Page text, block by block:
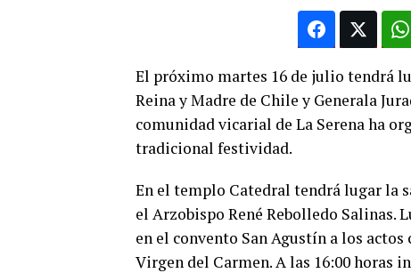
El próximo martes 16 de julio tendrá
Reina y Madre de Chile y Generala
comunidad vicarial de La Serena ha
tradicional festividad.
En el templo Catedral tendrá lugar la
el Arzobispo René Rebolledo Salinas.
en el convento San Agustín a los
Virgen del Carmen. A las 16:00 horas